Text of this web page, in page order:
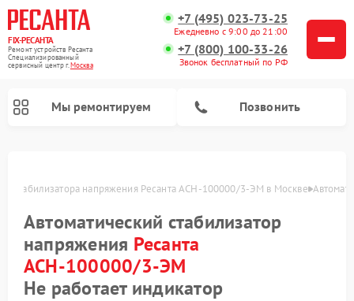
FIX-РЕСАНТА
Ремонт устройств Ресанта
Специализированный
cервисный центр г.Москва
+7 (495) 023-73-25
Ежедневно с 9:00 до 21:00
+7 (800) 100-33-26
Звонок бесплатный по РФ
Мы ремонтируем Позвонить
стабилизатора напряжения Ресанта АСН-100000/3-ЭМ в Москве
Автоматический стабилизатор
напряжения Ресанта
АСН-100000/3-ЭМ
Не работает индикатор